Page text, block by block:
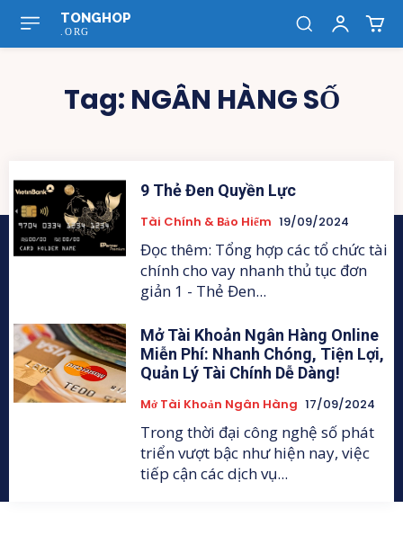
TONGHOP
.ORG
Tag: NGÂN HÀNG SỐ
9 Thẻ Đen Quyền Lực
Tài Chính & Bảo Hiểm 19/09/2024
Đọc thêm: Tổng hợp các tổ chức tài
chính cho vay nhanh thủ tục đơn
giản 1 - Thẻ Đen...
Mở Tài Khoản Ngân Hàng Online
Miễn Phí: Nhanh Chóng, Tiện Lợi,
Quản Lý Tài Chính Dễ Dàng!
Mở Tài Khoản Ngân Hàng 17/09/2024
Trong thời đại công nghệ số phát
triển vượt bậc như hiện nay, việc
tiếp cận các dịch vụ...